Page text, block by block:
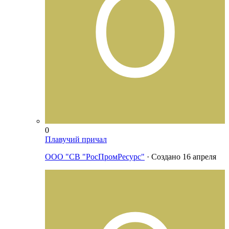
0
Плавучий причал
ООО "СВ "РосПромРесурс" · Создано 16 апреля